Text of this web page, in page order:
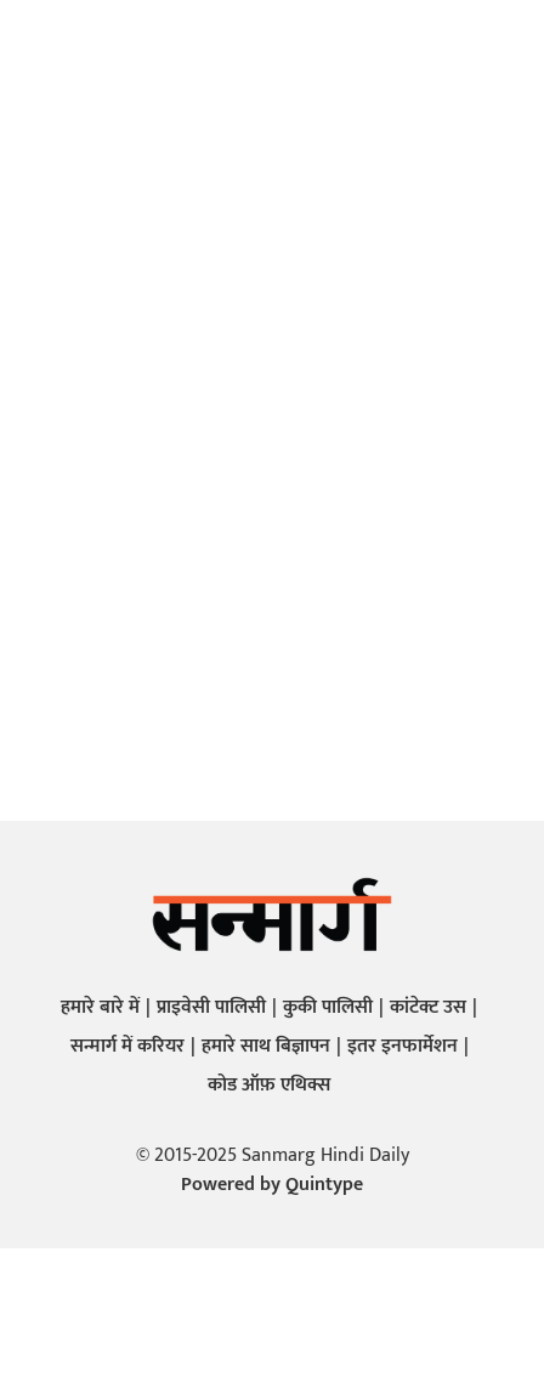
हमारे बारे में प्राइवेसी पालिसी कुकी पालिसी कांटेक्ट उस
सन्मार्ग में करियर हमारे साथ बिज्ञापन इतर इनफार्मेशन
कोड ऑफ़ एथिक्स
© 2015-2025 Sanmarg Hindi Daily
Powered byQuintype